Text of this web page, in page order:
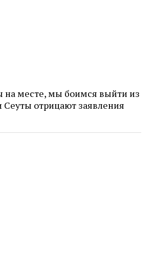
на месте, мы боимся выйти из
Сеуты отрицают заявления